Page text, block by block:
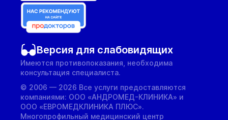
Версия для слабовидящих
Имеются противопоказания, необходима
консультация специалиста.
© 2006 — 2026 Все услуги предоставляются
компаниями: ООО «АНДРОМЕД-КЛИНИКА» и
ООО «ЕВРОМЕДКЛИНИКА ПЛЮС».
Многопрофильный медицинский центр